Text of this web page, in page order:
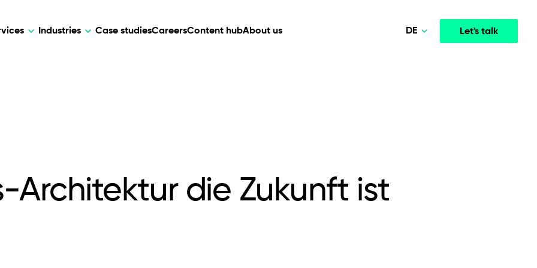
Industries Case studiesCareersContent hubAbout us Let's talk
DE
Architektur die Zukunft ist